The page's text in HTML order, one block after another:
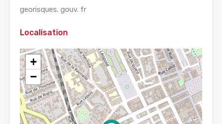
georisques. gouv. fr
Localisation
+
−